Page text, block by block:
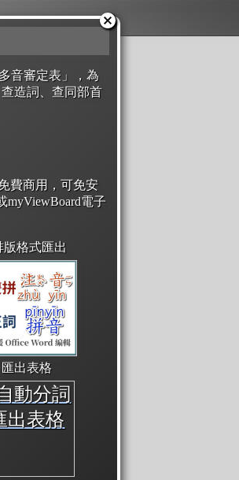
音審定表」，為
造詞、查同部首
費商用，可免安
myViewBoard電子
版格式匯出
匯出表格